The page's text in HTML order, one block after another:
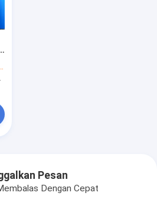
Pesan
Dengan Cepat